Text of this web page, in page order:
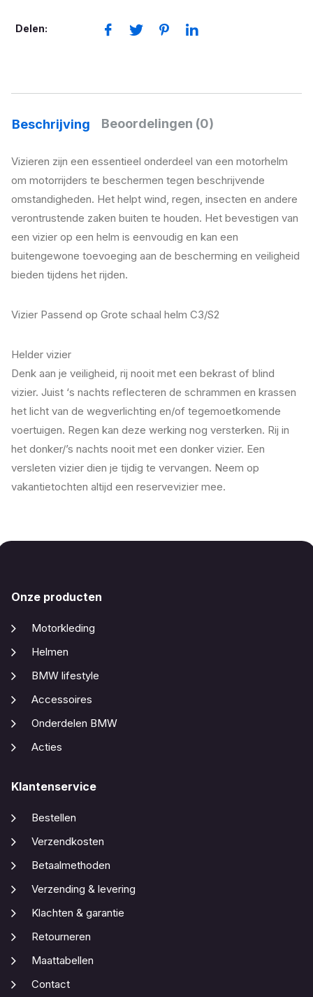
Delen:
Beschrijving Beoordelingen (0)
Vizieren zijn een essentieel onderdeel van een motorhelm
om motorrijders te beschermen tegen beschrijvende
omstandigheden. Het helpt wind, regen, insecten en andere
verontrustende zaken buiten te houden. Het bevestigen van
een vizier op een helm is eenvoudig en kan een
buitengewone toevoeging aan de bescherming en veiligheid
bieden tijdens het rijden.
Vizier Passend op Grote schaal helm C3/S2
Helder vizier
Denk aan je veiligheid, rij nooit met een bekrast of blind
vizier. Juist ‘s nachts reflecteren de schrammen en krassen
het licht van de wegverlichting en/of tegemoetkomende
voertuigen. Regen kan deze werking nog versterken. Rij in
het donker/’s nachts nooit met een donker vizier. Een
versleten vizier dien je tijdig te vervangen. Neem op
vakantietochten altijd een reservevizier mee.
Onze producten
Motorkleding
Helmen
BMW lifestyle
Accessoires
Onderdelen BMW
Acties
Klantenservice
Bestellen
Verzendkosten
Betaalmethoden
Verzending & levering
Klachten & garantie
Retourneren
Maattabellen
Contact